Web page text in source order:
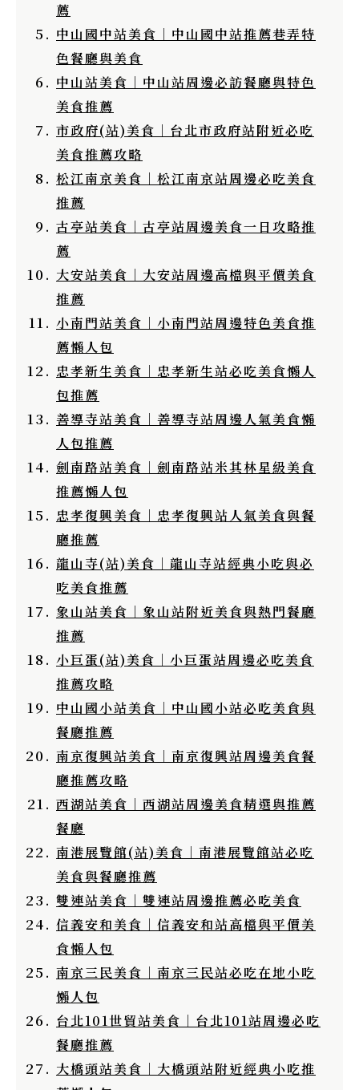
薦
中山國中站美食｜中山國中站推薦巷弄特
色餐廳與美食
中山站美食｜中山站周邊必訪餐廳與特色
美食推薦
市政府(站)美食｜台北市政府站附近必吃
美食推薦攻略
松江南京美食｜松江南京站周邊必吃美食
推薦
古亭站美食｜古亭站周邊美食一日攻略推
薦
大安站美食｜大安站周邊高檔與平價美食
推薦
小南門站美食｜小南門站周邊特色美食推
薦懶人包
忠孝新生美食｜忠孝新生站必吃美食懶人
包推薦
善導寺站美食｜善導寺站周邊人氣美食懶
人包推薦
劍南路站美食｜劍南路站米其林星級美食
推薦懶人包
忠孝復興美食｜忠孝復興站人氣美食與餐
廳推薦
龍山寺(站)美食｜龍山寺站經典小吃與必
吃美食推薦
象山站美食｜象山站附近美食與熱門餐廳
推薦
小巨蛋(站)美食｜小巨蛋站周邊必吃美食
推薦攻略
中山國小站美食｜中山國小站必吃美食與
餐廳推薦
南京復興站美食｜南京復興站周邊美食餐
廳推薦攻略
西湖站美食｜西湖站周邊美食精選與推薦
餐廳
南港展覽館(站)美食｜南港展覽館站必吃
美食與餐廳推薦
雙連站美食｜雙連站周邊推薦必吃美食
信義安和美食｜信義安和站高檔與平價美
食懶人包
南京三民美食｜南京三民站必吃在地小吃
懶人包
台北101世貿站美食｜台北101站周邊必吃
餐廳推薦
大橋頭站美食｜大橋頭站附近經典小吃推